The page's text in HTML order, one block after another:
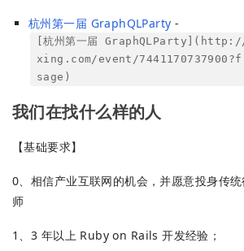
杭州第一届 GraphQLParty -
[杭州第一届 GraphQLParty](http://
xing.com/event/
sage)
我们在找什么样的人
【基础要求】
0、相信产业互联网的机会，并愿意投身传
师
1、3 年以上 Ruby on Rails 开发经验；